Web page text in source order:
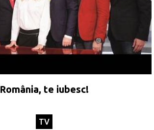
România, te iubesc!
TV